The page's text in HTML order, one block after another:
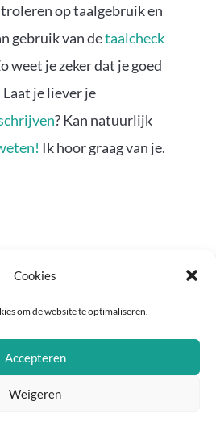
Cookies
om de website te optimaliseren.
Accepteren
Weigeren
op taalgebruik en
gebruik van detaalcheck
weet je zeker dat je goed
je liever je
? Kan natuurlijk
Ik hoor graag van je.
| Fotografie:Carola Doornbos